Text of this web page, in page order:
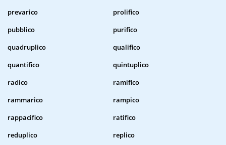
prevarico
prolifico
pubblico
purifico
quadruplico
qualifico
quantifico
quintuplico
radico
ramifico
rammarico
rampico
rappacifico
ratifico
reduplico
replico